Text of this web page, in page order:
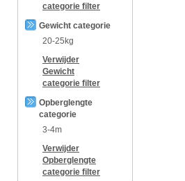
categorie filter
Gewicht categorie
20-25kg
Verwijder
Gewicht
categorie filter
Opberglengte
categorie
3-4m
Verwijder
Opberglengte
categorie filter